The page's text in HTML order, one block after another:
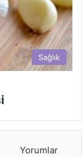
Sağlık
Yorumlar